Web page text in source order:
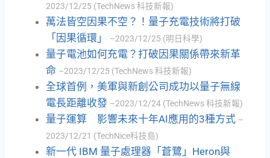
2023/12/25 (TechNews 科技新報)
萬法皆空因果不空？！量子充電技術將打破
「因果循環」
–2023/12/25 (明日科學)
量子電池如何充電？打破因果關係帶來新革
命 –2023/12/25 (TechNews 科技新報)
全球首例，美軍與新創公司成功以量子無線
電長距離收發 –2023/12/24 (TechNews 科技新報)
量子運算 影響未來十年AI應用的3種方式 –
2023/12/21 (TechNice科技島)
新一代 IBM 量子處理器「蒼鷺」Heron與